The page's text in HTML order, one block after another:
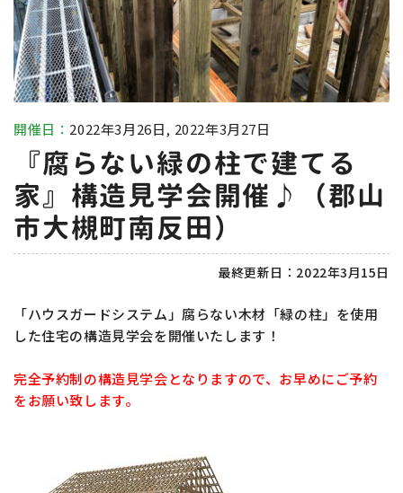
『腐らない緑の柱で建てる
家』構造見学会開催♪（郡山
市大槻町南反田）
開催日： 2022年3月26日, 2022年3月27日
最終更新日： 2022年3月15日
「ハウスガードシステム」腐らない木材「緑の柱」を使用
した住宅の構造見学会を開催いたします！
完全予約制の構造見学会となりますので、お早めにご予約
をお願い致します。